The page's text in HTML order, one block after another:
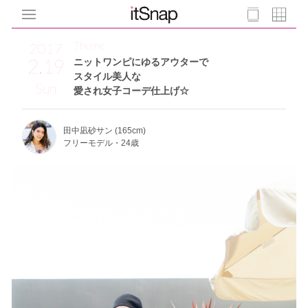
2017
2.19
Sun
ニットワンピにゆるアウターで
スタイル美人な
愛され女子コーデ仕上げ☆
Theme
田中凪砂サン (165cm)
フリーモデル・24歳